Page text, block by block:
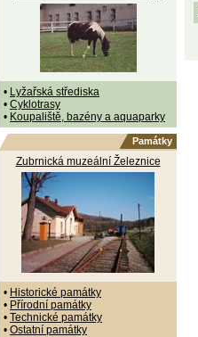
• Lyžařská střediska
• Cyklotrasy
• Koupaliště, bazény a aquaparky
Památky
Zubrnická muzeální Železnice
• Historické památky
• Přírodní památky
• Technické památky
• Ostatní památky